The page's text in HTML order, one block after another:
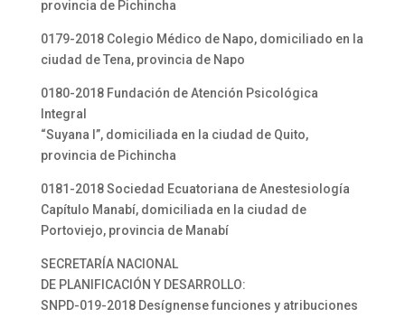
provincia de Pichincha
0179-2018 Colegio Médico de Napo, domiciliado en la
ciudad de Tena, provincia de Napo
0180-2018 Fundación de Atención Psicológica
Integral
“Suyana I”, domiciliada en la ciudad de Quito,
provincia de Pichincha
0181-2018 Sociedad Ecuatoriana de Anestesiología
Capítulo Manabí, domiciliada en la ciudad de
Portoviejo, provincia de Manabí
SECRETARÍA NACIONAL
DE PLANIFICACIÓN Y DESARROLLO:
SNPD-019-2018 Desígnense funciones y atribuciones